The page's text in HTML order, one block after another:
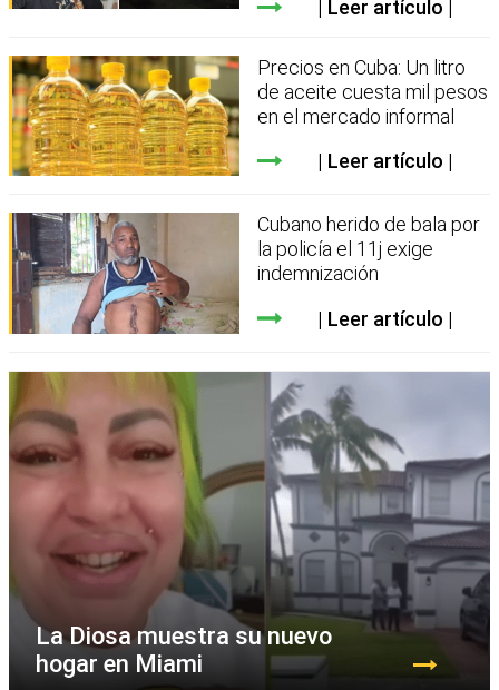
Leer artículo
Precios en Cuba: Un litro
de aceite cuesta mil pesos
en el mercado informal
Leer artículo
Cubano herido de bala por
la policía el 11j exige
indemnización
Leer artículo
La Diosa muestra su nuevo
hogar en Miami